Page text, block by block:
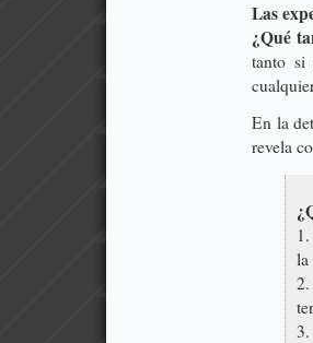
Las
¿Qué
tanto si
En la
revela
la